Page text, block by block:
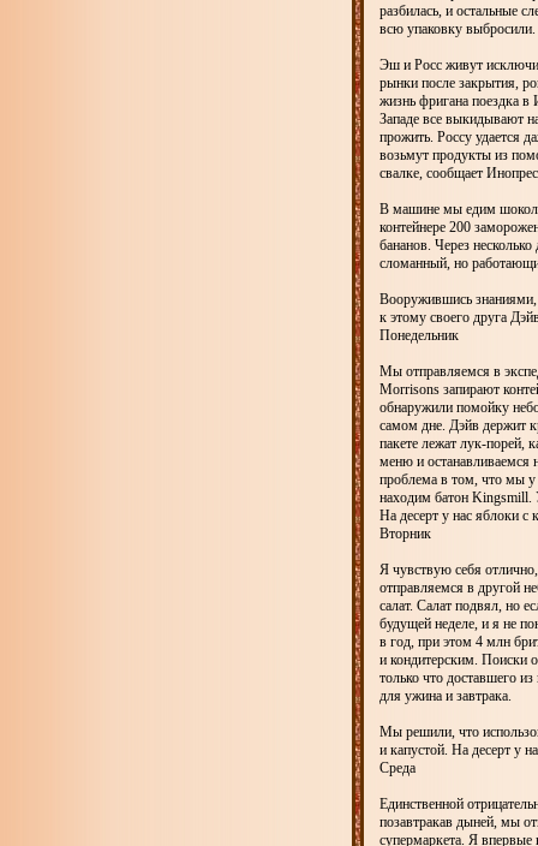
разбилась, и остальные
всю упаковку выбросили.
Эш и Росс живут
рынки после закрытия,
жизнь фригана поездка
Западе все выкидывают
прожить. Россу удается
возьмут продукты из
свалке, сообщает
В машине мы едим
контейнере 200
бананов. Через
сломанный, но
Вооружившись знаниями,
к этому своего друга
Понедельник
Мы отправляемся в
Morrisons запирают
обнаружили помойку
самом дне. Дэйв держит
пакете лежат лук-порей,
меню и останавливаемся
проблема в том, что мы у
находим батон Kingsmill.
На десерт у нас яблоки
Вторник
Я чувствую себя
отправляемся в другой
салат. Салат подвял, но
будущей неделе, и я не
в год, при этом 4 млн
и кондитерским. Поиски
только что доставшего
для ужина и завтрака.
Мы решили, что
и капустой. На десерт у
Среда
Единственной
позавтракав дыней, мы
супермаркета. Я